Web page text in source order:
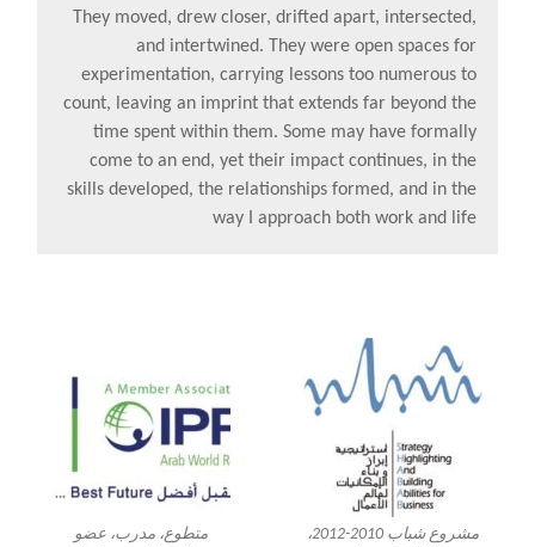
They moved, drew closer, drifted apart, intersected,
and intertwined. They were open spaces for
experimentation, carrying lessons too numerous to
count, leaving an imprint that extends far beyond the
time spent within them. Some may have formally
come to an end, yet their impact continues, in the
skills developed, the relationships formed, and in the
way I approach both work and life
متطوع، مدرب، عضو
مشروع شباب 2010-2012،